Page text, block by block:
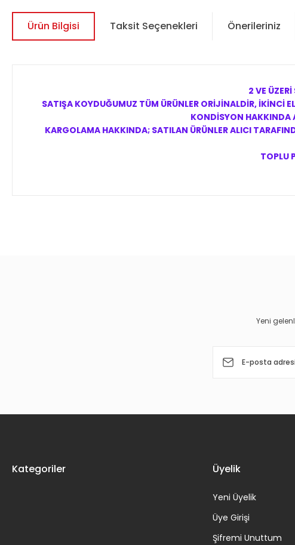
Ürün Bilgisi Taksit Seçenekleri Önerileriniz
2 VE
SATIŞA KOYDUĞUMUZ TÜM ÜRÜNLER ORİJİNALDİR, İKİNCİ
KONDİSYON HAKKINDA
KARGOLAMA HAKKINDA; SATILAN ÜRÜNLER ALICI
TOPLU
Yeni
Kategoriler Üyelik
Yeni Üyelik
Üye Girişi
Şifremi Unuttum